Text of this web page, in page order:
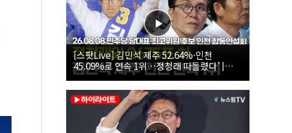
[스팟Live] 김민석 제주 52.64%·인천
45.09%로 연속 1위…정청래 따돌렸다’ |
26.08.08 더불어민주당 당대표·최고위원 후
보 인천 합동연설회